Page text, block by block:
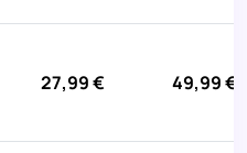
27,99 € 49,99 €